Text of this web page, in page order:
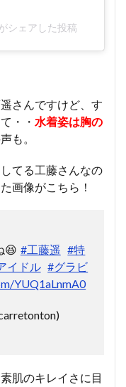
シェアした投稿
さんですけど、す
・・ 水着姿は胸の
も。
てる工藤さんなの
画像がこちら！
😆 #工藤遥 #特
イドル #グラビ
YUQ1aLnmA0
肌のキレイさに目